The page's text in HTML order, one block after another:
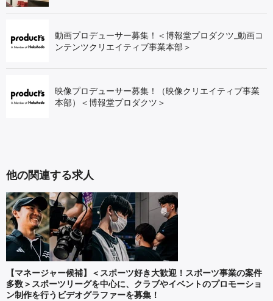
動画プロデューサー募集！＜博報堂プロダクツ_動画コ
ンテンツクリエイティブ事業本部＞
映像プロデューサー募集！（映像クリエイティブ事業
本部）＜博報堂プロダクツ＞
他の関連する求人
【マネージャー候補】＜スポーツ好き大歓迎！スポーツ事業の案件
多数＞スポーツリーグを中心に、クラブやイベントのプロモーショ
ン制作を行うビデオグラファーを募集！